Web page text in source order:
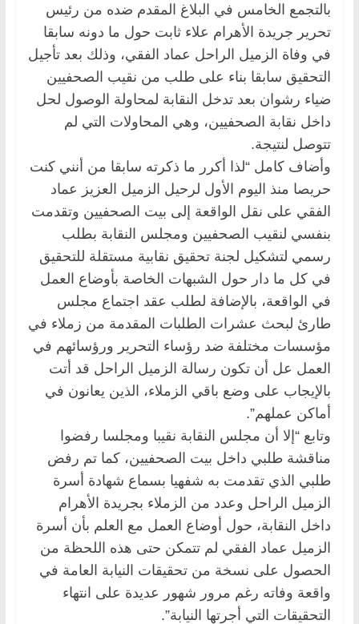
بالتجمع الخامس في البلاغ المقدم ضده من رئيس
تحرير جريدة الأهرام علاء ثابت حول ما دونه سابقا
في وفاة الزميل الراحل عماد الفقي، وذلك بعد تأجيل
التحقيق سابقا بناء على طلب من نقيب الصحفيين
ضياء رشوان بعد تدخل النقابة لمحاولة الوصول لحل
داخل نقابة الصحفيين، وهي المحاولات التي لم
تتوصل لنتيجة.
وأضاف كامل “لذا أكرر ما ذكرته سابقا من أنني كنت
حريصا منذ اليوم الأول لرحيل الزميل العزيز عماد
الفقي على نقل الواقعة إلى بيت الصحفيين وتقدمت
بنفسي لنقيب الصحفيين ومجلس النقابة بطلب
رسمي لتشكيل لجنة تحقيق نقابية مستقلة للتحقيق
في كل ما دار حول الشبهات الخاصة بأوضاع العمل
في الواقعة، بالإضافة لطلب عقد اجتماع مجلس
طارئ لبحث عشرات الطلبات المقدمة من زملاء في
مؤسسات مختلفة ضد رؤساء التحرير ورؤسائهم في
العمل عل أن تكون رسالة الزميل الراحل قد أتت
بالإيجاب على وضع باقي الزملاء، الذين يعانون في
أماكن عملهم”.
وتابع “إلا أن مجلس النقابة نقيبا ومجلسا رفضوا
مناقشة طلبي داخل بيت الصحفيين، كما تم رفض
طلبي الذي تقدمت به شفهيا بسماع شهادة أسرة
الزميل الراحل وعدد من الزملاء بجريدة الأهرام
داخل النقابة، حول أوضاع العمل مع العلم بأن أسرة
الزميل عماد الفقي لم تتمكن حتى هذه اللحظة من
الحصول على نسخة من تحقيقات النيابة العامة في
واقعة وفاته رغم مرور شهور عديدة على انتهاء
التحقيقات التي أجرتها النيابة”.